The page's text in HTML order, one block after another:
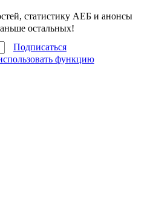
статистику АЕБ и анонсы
остальных!
Подписаться